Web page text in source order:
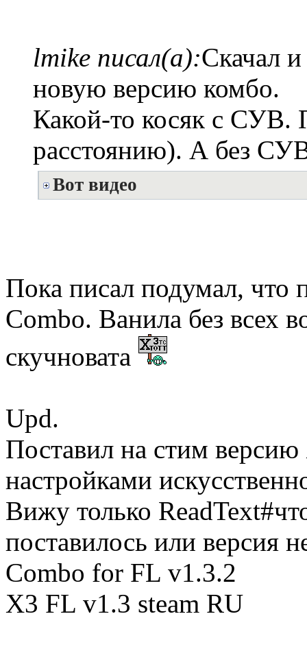
lmike писал(а):Скачал и
новую версию комбо.
Какой-то косяк с СУВ.
расстоянию). А без
Вот видео
Пока писал подумал, что
Combo. Ванила без всех
скучновата
Upd.
Поставил на стим
настройками
Вижу только
поставилось или версия
Combo for FL v1.3.2
X3 FL v1.3 steam RU